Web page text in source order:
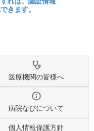
医療機関の皆様へ
病院なびについて
個人情報保護方針